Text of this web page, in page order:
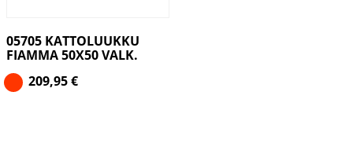
05705 KATTOLUUKKU
FIAMMA 50X50 VALK.
209,95€